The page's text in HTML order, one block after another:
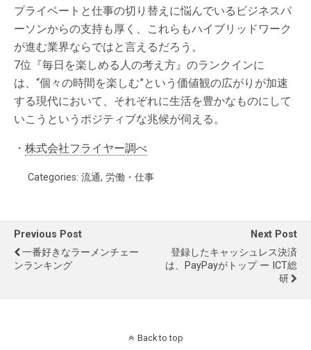
プライベートと仕事の切り替えに悩んでいるビジネスパ
ーソンからの支持も厚く、これらもハイブリッドワーク
が進む業界ならではと言えるだろう。
7位『毎日を楽しめる人の考え方』のランクインに
は、“個々の時間を楽しむ”という価値観の広がりが加速
する現代において、それぞれに生活を豊かなものにして
いこうというポジティブな兆候が伺える。
・ 株式会社フライヤー調べ
Categories: 流通, 労働・仕事
Previous Post
一番好きなラーメンチェー
ンランキング
Next Post
登録したキャッシュレス決済
は、PayPayがトップ ー ICT総
研
Back to top